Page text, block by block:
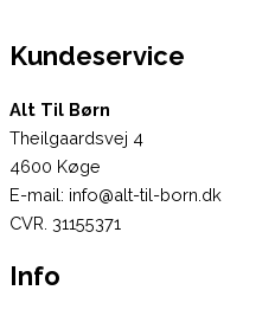
Kundeservice
Alt Til Børn
Theilgaardsvej 4
4600 Køge
E-mail: info@alt-til-born.dk
CVR. 31155371
Info